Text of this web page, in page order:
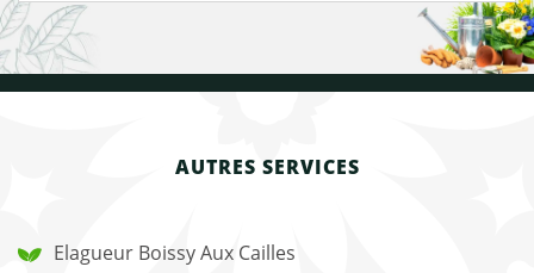
AUTRES SERVICES
Elagueur Boissy Aux Cailles